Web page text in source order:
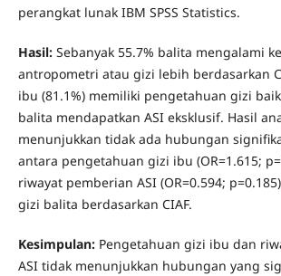
perangkat lunak IBM SPSS Statistics.
Hasil:Sebanyak 55.7% balita mengalami
antropometri atau gizi lebih berdasarkan
ibu (81.1%) memiliki pengetahuan gizi
balita mendapatkan ASI eksklusif. Hasil
menunjukkan tidak ada hubungan
antara pengetahuan gizi ibu (OR=1.615;
riwayat pemberian ASI (OR=0.594;
gizi balita berdasarkan CIAF.
Kesimpulan:Pengetahuan gizi ibu dan
ASI tidak menunjukkan hubungan yang